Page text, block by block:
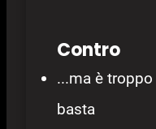
Contro
...ma è
basta